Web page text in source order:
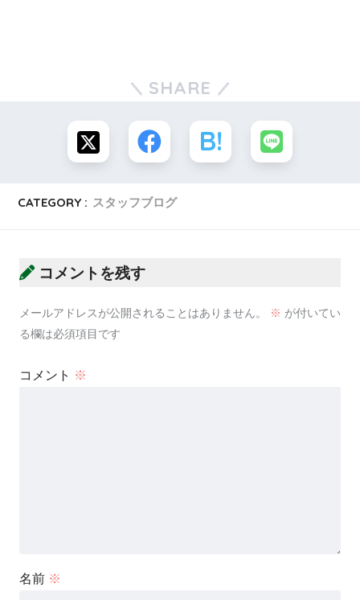
SHARE
CATEGORY : スタッフブログ
コメントを残す
メールアドレスが公開されることはありません。 ※ が付いてい
る欄は必須項目です
コメント ※
名前 ※